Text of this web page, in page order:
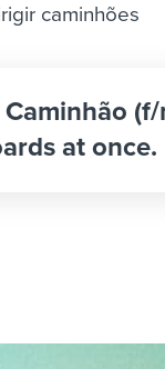
caminhões
at once.